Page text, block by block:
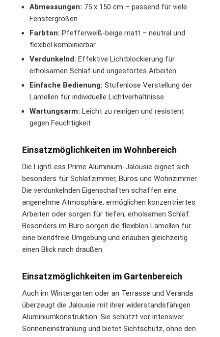
Abmessungen: 75 x 150 cm – passend für viele
Fenstergrößen
Farbton: Pfefferweiß-beige matt – neutral und
flexibel kombinierbar
Verdunkelnd: Effektive Lichtblockierung für
erholsamen Schlaf und ungestörtes Arbeiten
Einfache Bedienung: Stufenlose Verstellung der
Lamellen für individuelle Lichtverhältnisse
Wartungsarm: Leicht zu reinigen und resistent
gegen Feuchtigkeit
Einsatzmöglichkeiten im Wohnbereich
Die LightLess Prime Aluminium-Jalousie eignet sich
besonders für Schlafzimmer, Büros und Wohnzimmer.
Die verdunkelnden Eigenschaften schaffen eine
angenehme Atmosphäre, ermöglichen konzentriertes
Arbeiten oder sorgen für tiefen, erholsamen Schlaf.
Besonders im Büro sorgen die flexiblen Lamellen für
eine blendfreie Umgebung und erlauben gleichzeitig
einen Blick nach draußen.
Einsatzmöglichkeiten im Gartenbereich
Auch im Wintergarten oder an Terrasse und Veranda
überzeugt die Jalousie mit ihrer widerstandsfähigen
Aluminiumkonstruktion. Sie schützt vor intensiver
Sonneneinstrahlung und bietet Sichtschutz, ohne den